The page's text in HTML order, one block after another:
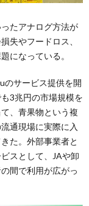
たアナログ方法が
失やフードロス、
になっている。
のサービス提供を開
3兆円の市場規模を
、青果物という複
通現場に実際に入
た。外部事業者と
スとして、JAや卸
間で利用が広がっ